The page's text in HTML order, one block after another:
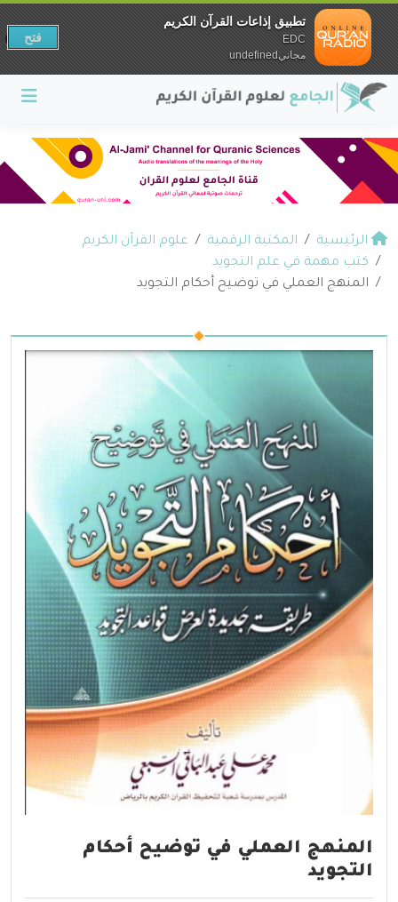
الرئيسية المكتبة الرقمية
علوم القرآن الكريم
كتب مهمة في علم التجويد
المنهج العملي في توضيح أحكام التجويد
المنهج العملي في توضيح أحكام
التجويد
تطبيق إذاعات القرآن الكريم
EDC
مجانيundefined
فتح